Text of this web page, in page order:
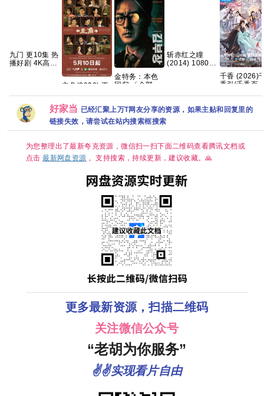
九门 更10集 热
播好剧 4K高码
主角(2026) 更
新中 4k高清[国
语中字][网盘资
源][1GB集]
金特务：本色
回归 〔金部
封官方简繁英
韩多国字
幕.1080p.NF.WEB-
～3GB】
斩赤红之瞳
(2014) 1080p
千香 (2026)
香引/千香百
幕 单集1～
好家当 已经汇聚上万T网友分享的资源，如果主贴和回复里的
链接失效，请尝试在站内搜索框搜索
为您整理出了最新夸克资源，微信扫一扫下面二维码查看腾讯文档或
点击最新网盘资源 。支持搜索，持续更新，建议收藏。🙏
更多最新资源，扫描二维码
关注微信公众号
“老胡为你服务”
✌✌实现看片自由